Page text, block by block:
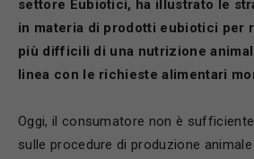
settore Eubiotici, ha illustrato le
in materia di prodotti eubiotici per
più difficili di una nutrizione
linea con le richieste alimentari
Oggi, il consumatore non è
sulle procedure di produzione